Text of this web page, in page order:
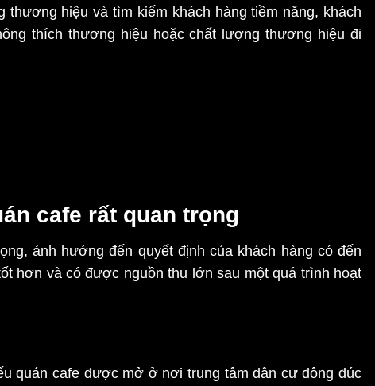
hiệu và tìm kiếm khách hàng tiềm năng, khách
thích thương hiệu hoặc chất lượng thương hiệu đi
cafe rất quan trọng
ảnh hưởng đến quyết định của khách hàng có đến
hơn và có được nguồn thu lớn sau một quá trình hoạt
quán cafe được mở ở nơi trung tâm dân cư đông đúc